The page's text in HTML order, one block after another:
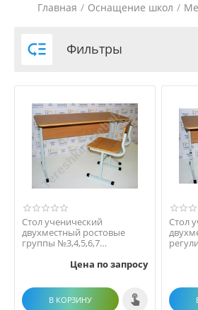
Главная / Оснащение школ /
 Фильтры
Стол ученический
двухместный ростовые
группы №3,4,5,6,7
Цена по запросу
В КОРЗИНУ
Стол